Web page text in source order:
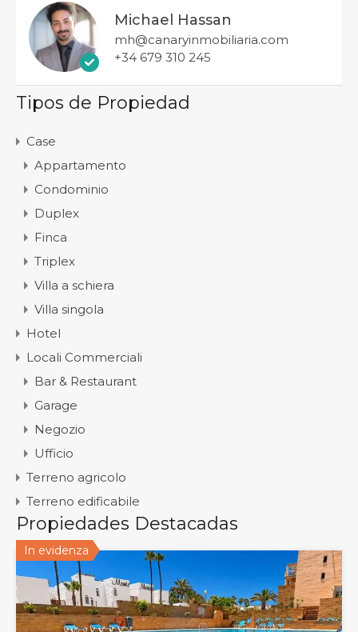
Michael Hassan
mh@canaryinmobiliaria.com
+34 679 310 245
Tipos de Propiedad
Case
Appartamento
Condominio
Duplex
Finca
Triplex
Villa a schiera
Villa singola
Hotel
Locali Commerciali
Bar & Restaurant
Garage
Negozio
Ufficio
Terreno agricolo
Terreno edificabile
Propiedades Destacadas
In evidenza